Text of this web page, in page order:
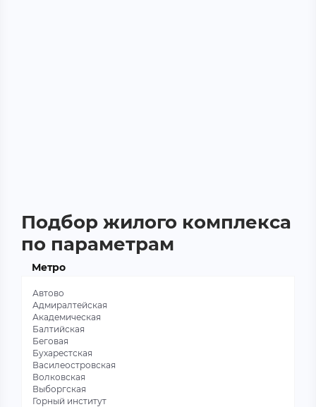
Подбор жилого комплекса
по параметрам
Метро
Автово
Адмиралтейская
Академическая
Балтийская
Беговая
Бухарестская
Василеостровская
Волковская
Выборгская
Горный институт